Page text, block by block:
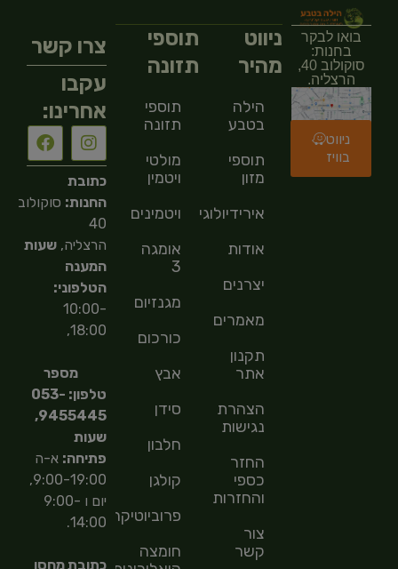
בואו לבקר
בחנות:
סוקולוב 40,
הרצליה.
ניווט
בוויז
ניווט
מהיר
הילה
בטבע
תוספי
מזון
אירידיולוגיה
אודות
יצרנים
מאמרים
תקנון
אתר
הצהרת
נגישות
החזר
כספי
והחזרות
צור
קשר
תוספי
תזונה
תוספי
תזונה
מולטי
ויטמין
ויטמינים
אומגה
3
מגנזיום
כורכום
אבץ
סידן
חלבון
קולגן
פרוביוטיקה
חומצה
צרו קשר
עקבו
אחרינו:
כתובת
החנות: סוקולוב
40
הרצליה,שעות
המענה
הטלפוני:
10:00-
18:00,
מספר
טלפון: 053-
9455445,
שעות
פתיחה: א-ה
9:00-19:00,
יום ו 9:00-
14:00.
כתובת מחסן